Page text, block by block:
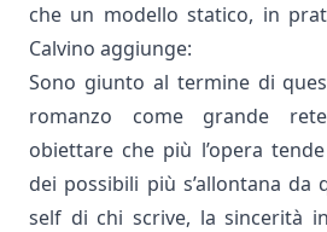
che un modello statico, in
Calvino aggiunge:
Sono giunto al termine di
romanzo come grande
obiettare che più l’opera
dei possibili più s’allontana da
self di chi scrive, la sincerità